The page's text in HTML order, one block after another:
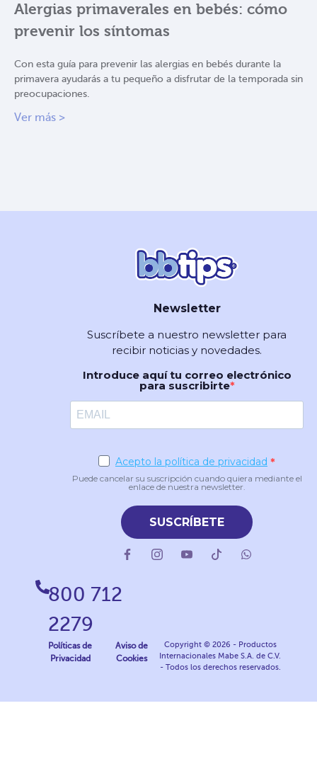
Alergias primaverales en bebés: cómo
prevenir los síntomas
Con esta guía para prevenir las alergias en bebés durante la
primavera ayudarás a tu pequeño a disfrutar de la temporada sin
preocupaciones.
Ver más >
Newsletter
Suscríbete a nuestro newsletter para
recibir noticias y novedades.
Introduce aquí tu correo electrónico
para suscribirte
Acepto la política de privacidad
Puede cancelar su suscripción cuando quiera mediante el
enlace de nuestra newsletter.
SUSCRÍBETE
800 712
2279
Políticas de
Privacidad
Aviso de
Cookies
Copyright © 2026 - Productos
Internacionales Mabe S.A. de C.V.
- Todos los derechos reservados.